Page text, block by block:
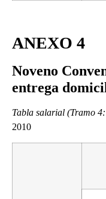
ANEXO 4
Noveno
entrega
Tabla salarial (Tramo
2010